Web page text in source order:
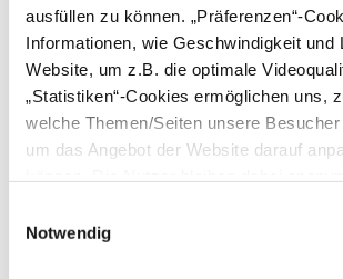
ausfüllen zu können. „Präferenzen“-
Informationen, wie Geschwindigkeit und
Website, um z.B. die optimale
„Statistiken“-Cookies ermöglichen uns,
welche Themen/Seiten unsere
um das Angebot der Website darauf
Notwendig
Nachname:*
E-Mail:*